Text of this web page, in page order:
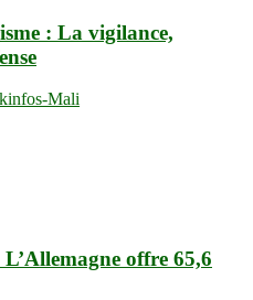
: La vigilance,
Mali
offre 65,6